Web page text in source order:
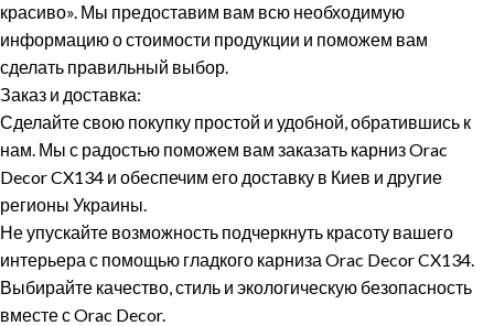
красиво». Мы предоставим вам всю необходимую
информацию о стоимости продукции и поможем вам
сделать правильный выбор.
Заказ и доставка:
Сделайте свою покупку простой и удобной, обратившись к
нам. Мы с радостью поможем вам заказать карниз Orac
Decor CX134 и обеспечим его доставку в Киев и другие
регионы Украины.
Не упускайте возможность подчеркнуть красоту вашего
интерьера с помощью гладкого карниза Orac Decor CX134.
Выбирайте качество, стиль и экологическую безопасность
вместе с Orac Decor.